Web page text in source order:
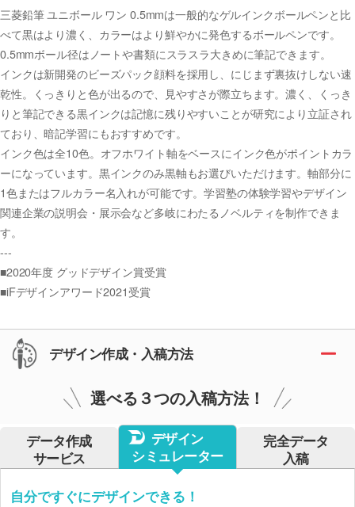
三菱鉛筆 ユニボール ワン 0.5mmは一般的なゲルインクボールペンと比
べて黒はより濃く、カラーはより鮮やかに発色するボールペンです。
0.5mmボール径はノートや書類にスラスラ大きめに筆記できます。
インクは新開発のビーズパック顔料を採用し、にじまず裏抜けしない速
乾性。くっきりと色が出るので、見やすさが際立ちます。濃く、くっき
りと筆記できる黒インクは記憶に残りやすいことが研究により立証され
ており、暗記学習にもおすすめです。
インク色は全10色。オフホワイト軸をベースにインク色がポイントカラ
ーになっています。黒インクのみ黒軸もお選びいただけます。軸部分に
1色またはフルカラー名入れが可能です。学習塾の体験学習やデザイン
関連企業の説明会・展示会など多岐にわたるノベルティを制作できま
す。
---
■2020年度 グッドデザイン賞受賞
■iFデザインアワード2021受賞
デザイン作成・入稿方法
選べる３つの入稿方法！
データ作成
サービス
デザイン
シミュレーター
完全データ
入稿
自分ですぐにデザインできる！